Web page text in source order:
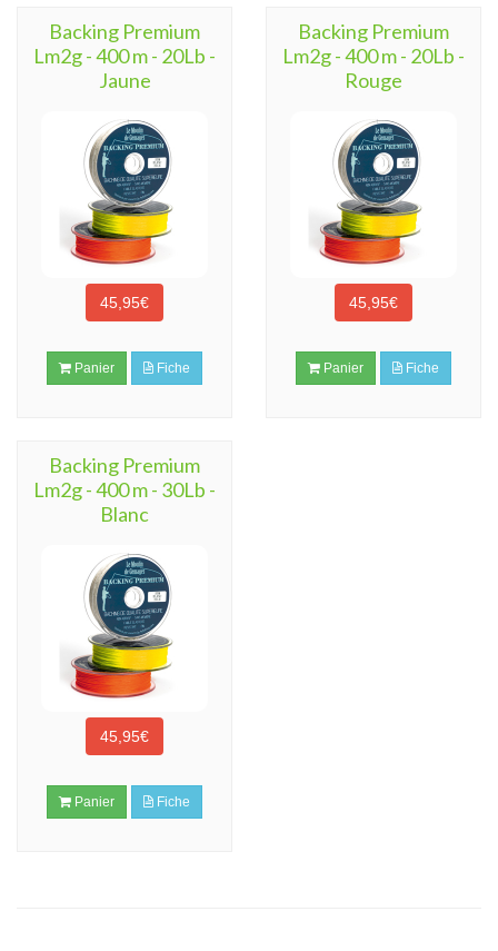
Backing Premium
Lm2g - 400 m - 20Lb -
Jaune
45,95€
Panier Fiche
Backing Premium
Lm2g - 400 m - 20Lb -
Rouge
45,95€
Panier Fiche
Backing Premium
Lm2g - 400 m - 30Lb -
Blanc
45,95€
Panier Fiche